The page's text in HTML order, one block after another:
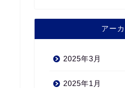
アー
2025年3月
2025年1月